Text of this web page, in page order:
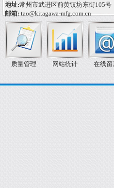
地址:常州市武进区前黄镇坊东街105号
邮箱:tao@kitagawa-mfg.com.cn
质量管理 网站统计 在线留